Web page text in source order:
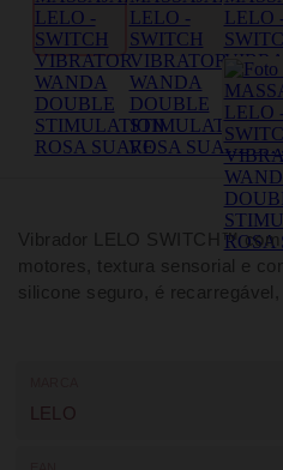
Vibrador LELO SWITCH™
motores, textura sensorial e
silicone seguro, é
LELO